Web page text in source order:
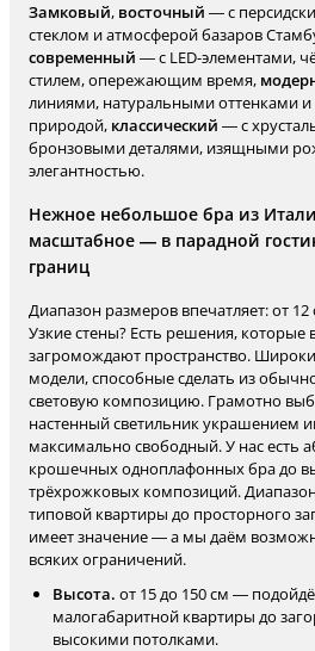
Замковый, восточный — с
стеклом и атмосферой базаров
современный — с LED-элементами,
стилем, опережающим время,
линиями, натуральными оттенками
природой, классический — с
бронзовыми деталями, изящными
элегантностью.
Нежное небольшое бра из
масштабное — в парадной
границ
Диапазон размеров впечатляет: от
Узкие стены? Есть решения, которые
загромождают пространство.
модели, способные сделать из
световую композицию. Грамотно
настенный светильник украшением
максимально свободный. У нас есть
крошечных одноплафонных бра до
трёхрожковых композиций.
типовой квартиры до просторного
имеет значение — а мы даём
всяких ограничений.
Высота. от 15 до 150 см —
малогабаритной квартиры до
высокими потолками.